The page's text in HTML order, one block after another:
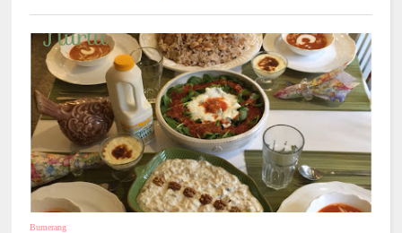
Bumerang